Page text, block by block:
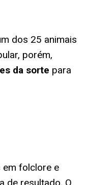
dos 25 animais
porém,
da sorte para
em folclore e
de resultado. O